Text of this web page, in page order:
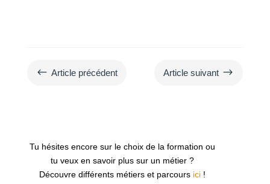
# Article précédent Article suivant $
Tu hésites encore sur le choix de la formation ou
tu veux en savoir plus sur un métier ?
Découvre différents métiers et parcours ici!